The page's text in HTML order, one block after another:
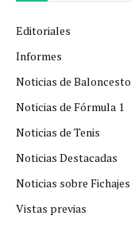
Editoriales
Informes
Noticias de Baloncesto
Noticias de Fórmula 1
Noticias de Tenis
Noticias Destacadas
Noticias sobre Fichajes
Vistas previas